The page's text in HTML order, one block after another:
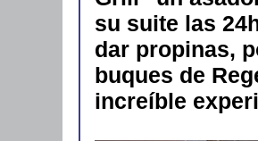
su suite las
dar propinas,
buques de
increíble